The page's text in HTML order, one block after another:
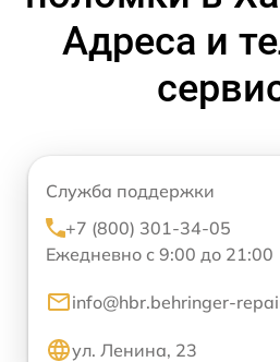
Адреса и
Служба поддержки
+7 (800) 301-34-05
Ежедневно с 9:00 до 21:00
info@hbr.behringer-
ул. Ленина, 23